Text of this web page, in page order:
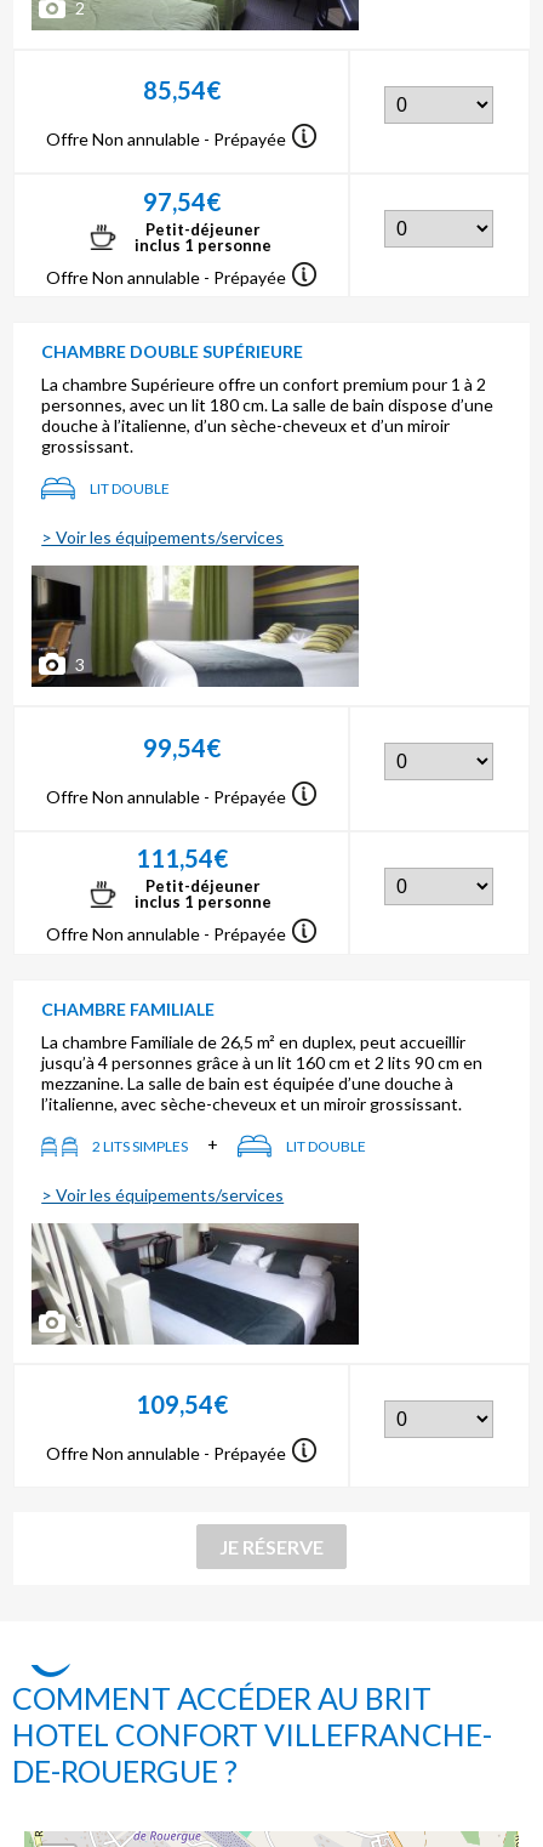
2
85,54€
Offre Non annulable - Prépayée
97,54€
Petit-déjeuner
inclus 1 personne
Offre Non annulable - Prépayée
CHAMBRE DOUBLE SUPÉRIEURE
La chambre Supérieure offre un confort premium pour 1 à 2
personnes, avec un lit 180 cm. La salle de bain dispose d’une
douche à l’italienne, d’un sèche-cheveux et d’un miroir
grossissant.
LIT DOUBLE
> Voir les équipements/services
3
99,54€
Offre Non annulable - Prépayée
111,54€
Petit-déjeuner
inclus 1 personne
Offre Non annulable - Prépayée
CHAMBRE FAMILIALE
La chambre Familiale de 26,5 m² en duplex, peut accueillir
jusqu’à 4 personnes grâce à un lit 160 cm et 2 lits 90 cm en
mezzanine. La salle de bain est équipée d’une douche à
l’italienne, avec sèche-cheveux et un miroir grossissant.
2 LITS SIMPLES + LIT DOUBLE
> Voir les équipements/services
3
109,54€
Offre Non annulable - Prépayée
COMMENT ACCÉDER AU BRIT
HOTEL CONFORT VILLEFRANCHE-
DE-ROUERGUE ?